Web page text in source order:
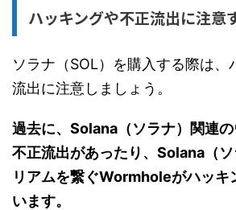
ハッキングや不正流出に注意
ソラナ（SOL）を購入する際は、
流出に注意しましょう。
過去に、Solana（ソラナ）関連
不正流出があったり、Solana（
リアムを繋ぐWormholeがハッキ
います。